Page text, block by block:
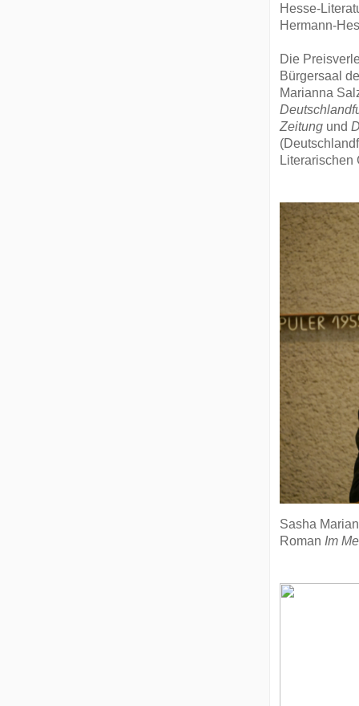
Hesse-
Hermann-
Die
Bürgersaal
Marianna
Zeitungund
Literarischen
Sasha
Roman Im